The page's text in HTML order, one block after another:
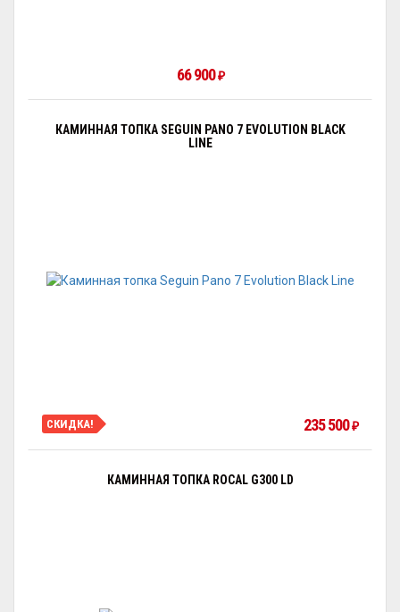
66 900 ₽
КАМИННАЯ ТОПКА SEGUIN PANO 7 EVOLUTION BLACK
LINE
СКИДКА! 235 500 ₽
КАМИННАЯ ТОПКА ROCAL G300 LD